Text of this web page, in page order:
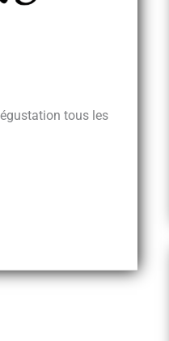
tous les